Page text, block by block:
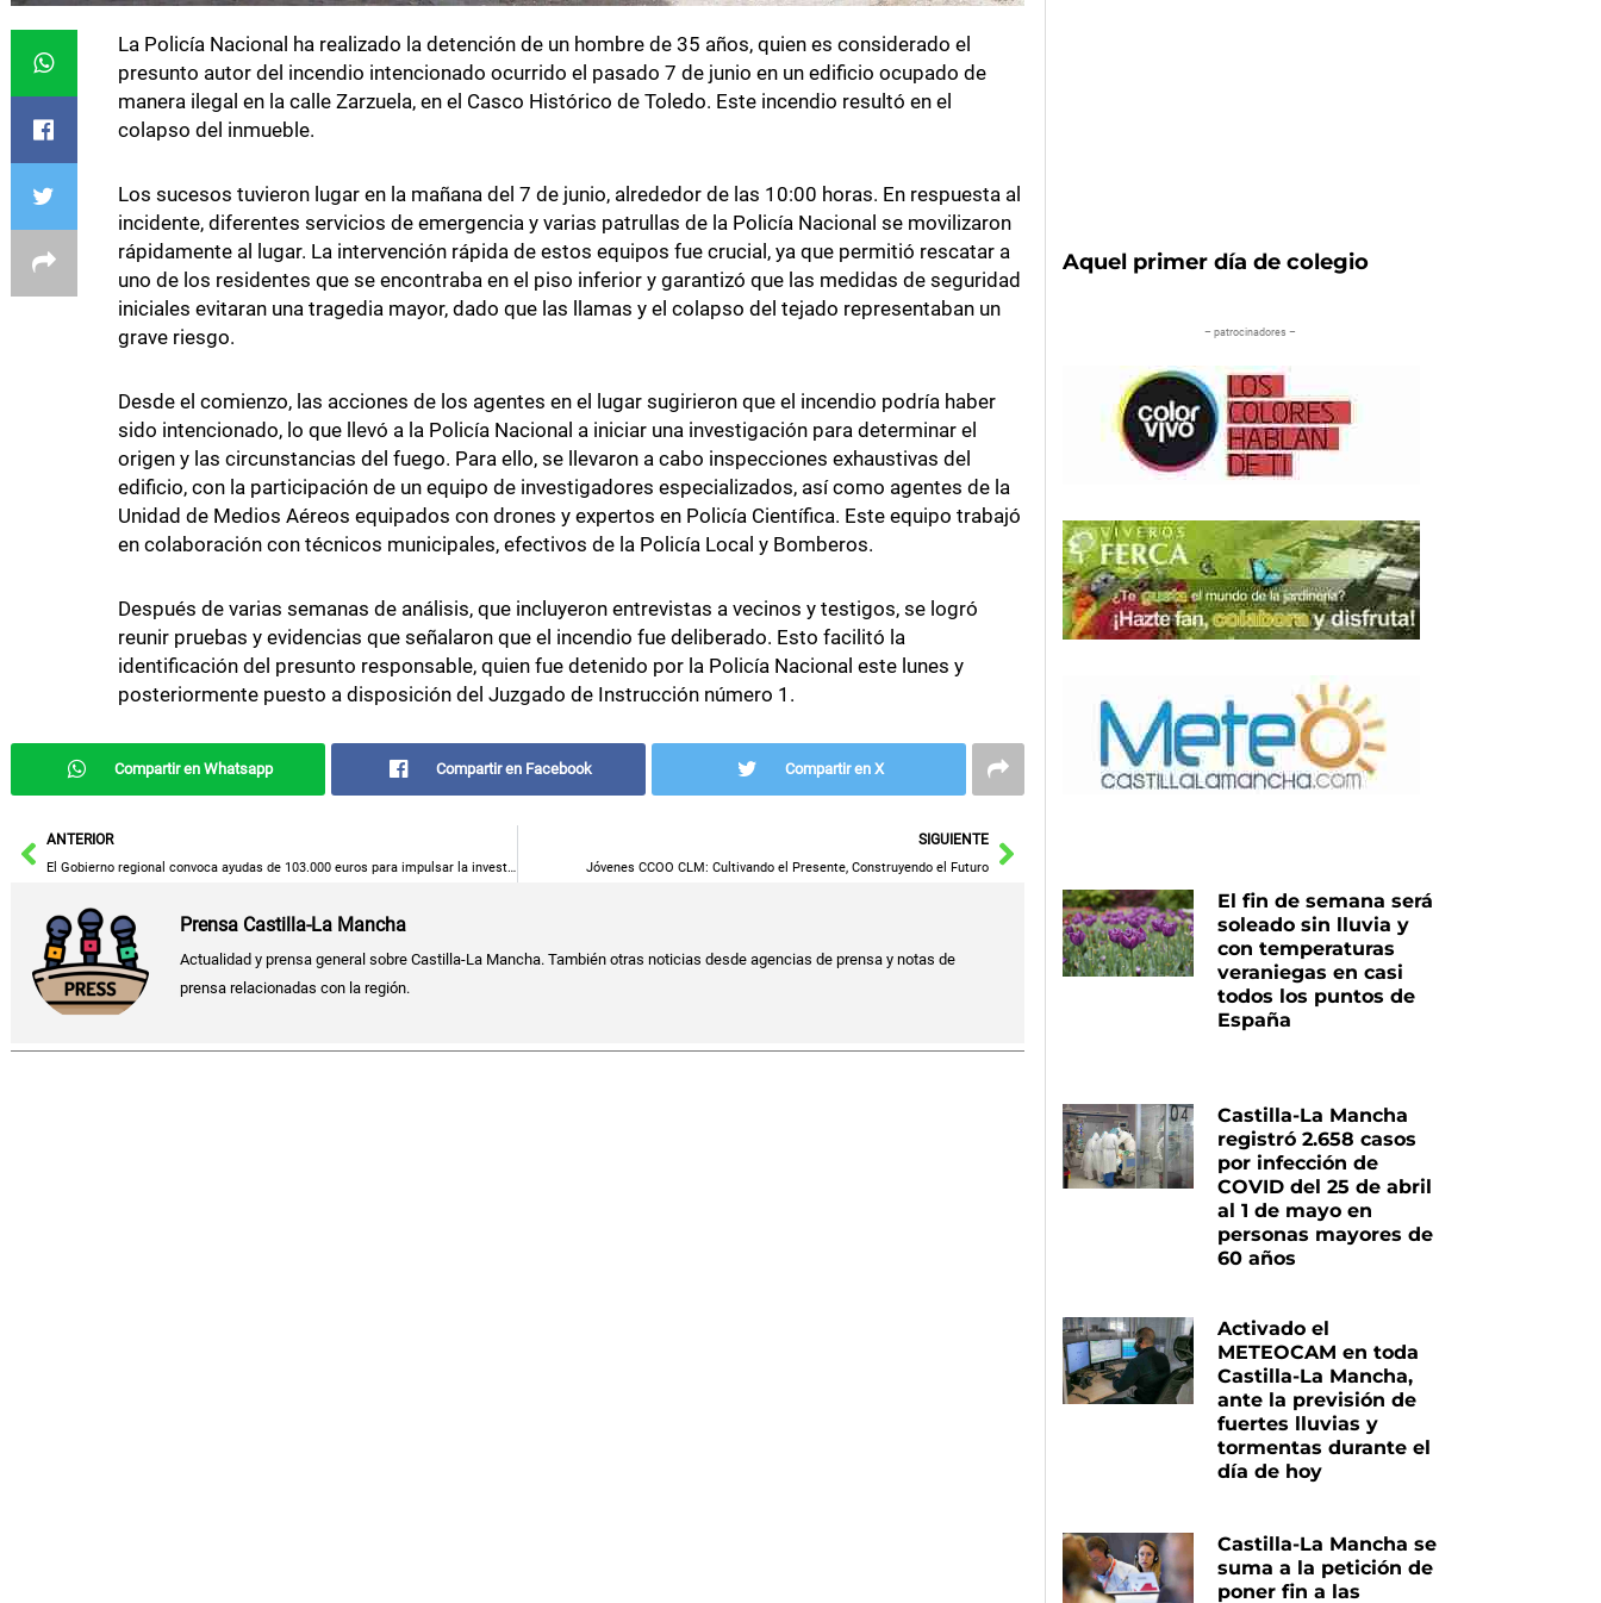
La Policía Nacional ha realizado la detención de un hombre de 35 años, quien es considerado el
presunto autor del incendio intencionado ocurrido el pasado 7 de junio en un edificio ocupado de
manera ilegal en la calle Zarzuela, en el Casco Histórico de Toledo. Este incendio resultó en el
colapso del inmueble.
Los sucesos tuvieron lugar en la mañana del 7 de junio, alrededor de las 10:00 horas. En respuesta al
incidente, diferentes servicios de emergencia y varias patrullas de la Policía Nacional se movilizaron
rápidamente al lugar. La intervención rápida de estos equipos fue crucial, ya que permitió rescatar a
uno de los residentes que se encontraba en el piso inferior y garantizó que las medidas de seguridad
iniciales evitaran una tragedia mayor, dado que las llamas y el colapso del tejado representaban un
grave riesgo.
Desde el comienzo, las acciones de los agentes en el lugar sugirieron que el incendio podría haber
sido intencionado, lo que llevó a la Policía Nacional a iniciar una investigación para determinar el
origen y las circunstancias del fuego. Para ello, se llevaron a cabo inspecciones exhaustivas del
edificio, con la participación de un equipo de investigadores especializados, así como agentes de la
Unidad de Medios Aéreos equipados con drones y expertos en Policía Científica. Este equipo trabajó
en colaboración con técnicos municipales, efectivos de la Policía Local y Bomberos.
Después de varias semanas de análisis, que incluyeron entrevistas a vecinos y testigos, se logró
reunir pruebas y evidencias que señalaron que el incendio fue deliberado. Esto facilitó la
identificación del presunto responsable, quien fue detenido por la Policía Nacional este lunes y
posteriormente puesto a disposición del Juzgado de Instrucción número 1.
Compartir en Whatsapp Compartir en Facebook Compartir en X
AntANTERIOR
El Gobierno regional convoca ayudas de 103.000 euros para impulsar la investigación en materia de igualdad y conocimiento social.
SIGUIENTE
Jóvenes CCOO CLM: Cultivando el Presente, Construyendo el Futuro
Siguiente
Prensa Castilla-La Mancha
Actualidad y prensa general sobre Castilla-La Mancha. También otras noticias desde agencias de prensa y notas de
prensa relacionadas con la región.
Aquel primer día de colegio
– patrocinadores –
El fin de semana será
soleado sin lluvia y
con temperaturas
veraniegas en casi
todos los puntos de
España
Castilla-La Mancha
registró 2.658 casos
por infección de
COVID del 25 de abril
al 1 de mayo en
personas mayores de
60 años
Activado el
METEOCAM en toda
Castilla-La Mancha,
ante la previsión de
fuertes lluvias y
tormentas durante el
día de hoy
Castilla-La Mancha se
suma a la petición de
poner fin a las